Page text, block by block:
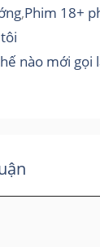
,Phim 18+
nào mới gọi